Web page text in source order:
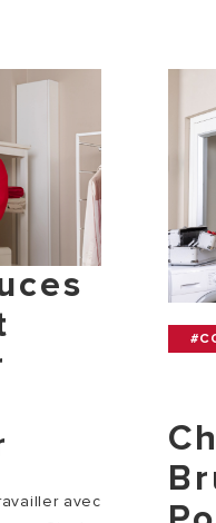
avec